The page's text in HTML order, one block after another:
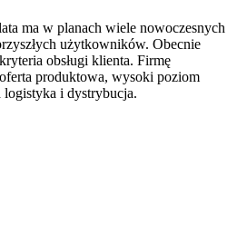
ma w planach wiele nowoczesnych
użytkowników. Obecnie
obsługi klienta. Firmę
produktowa, wysoki poziom
logistyka i dystrybucja.